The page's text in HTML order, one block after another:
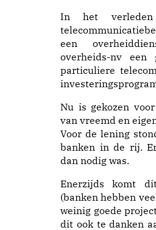
In het
een
overheids-nv een
particuliere
Nu is gekozen voor
van vreemd en
Voor de lening
banken in de rij.
dan nodig was.
Enerzijds komt
(banken hebben
weinig goede
dit ook te danken